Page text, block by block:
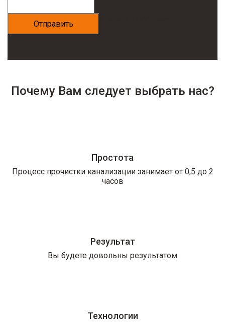
Почему Вам следует выбрать нас?
Простота
Процесс прочистки канализации занимает от 0,5 до 2
часов
Результат
Вы будете довольны результатом
Технологии